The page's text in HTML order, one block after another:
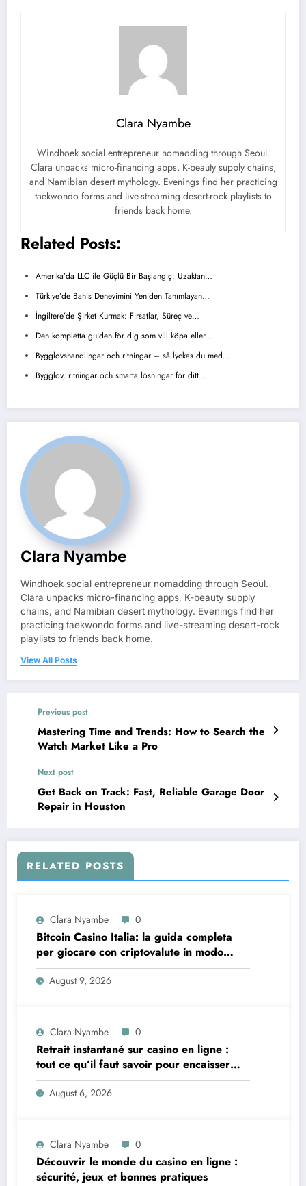
Clara Nyambe
Windhoek social entrepreneur nomadding through Seoul.
Clara unpacks micro-financing apps, K-beauty supply chains,
and Namibian desert mythology. Evenings find her practicing
taekwondo forms and live-streaming desert-rock playlists to
friends back home.
Related Posts:
Amerika’da LLC ile Güçlü Bir Başlangıç: Uzaktan…
Türkiye’de Bahis Deneyimini Yeniden Tanımlayan…
İngiltere’de Şirket Kurmak: Fırsatlar, Süreç ve…
Den kompletta guiden för dig som vill köpa eller…
Bygglovshandlingar och ritningar – så lyckas du med…
Bygglov, ritningar och smarta lösningar för ditt…
Clara Nyambe
Windhoek social entrepreneur nomadding through Seoul.
Clara unpacks micro-financing apps, K-beauty supply
chains, and Namibian desert mythology. Evenings find her
practicing taekwondo forms and live-streaming desert-rock
playlists to friends back home.
View All Posts
Previous post
Mastering Time and Trends: How to Search the
Watch Market Like a Pro
Next post
Get Back on Track: Fast, Reliable Garage Door
Repair in Houston
RELATED POSTS
Clara Nyambe 0
Bitcoin Casino Italia: la guida completa
per giocare con criptovalute in modo
sicuro e consapevole
August 9, 2026
Clara Nyambe 0
Retrait instantané sur casino en ligne :
tout ce qu’il faut savoir pour encaisser
vite et sereinement
August 6, 2026
Clara Nyambe 0
Découvrir le monde du casino en ligne :
sécurité, jeux et bonnes pratiques